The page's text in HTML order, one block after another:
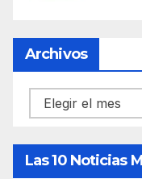
Archivos
Archivos
Las 10 Noticias